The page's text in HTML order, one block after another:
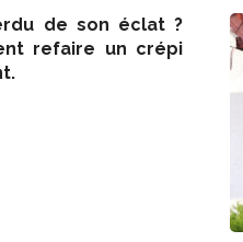
de son éclat ?
refaire un crépi